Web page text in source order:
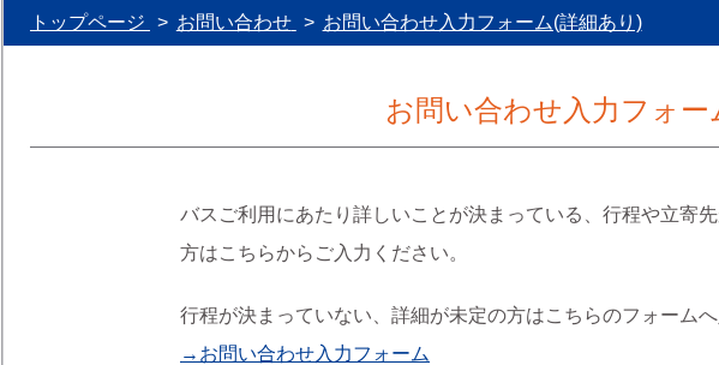
トップページ お問い合わせ お問い合わせ入力フォーム(詳細あり)
お問い合わせ入力フォー
バスご利用にあたり詳しいことが決まっている、行程や立寄
方はこちらからご入力ください。
行程が決まっていない、詳細が未定の方はこちらのフォームへ
→お問い合わせ入力フォーム